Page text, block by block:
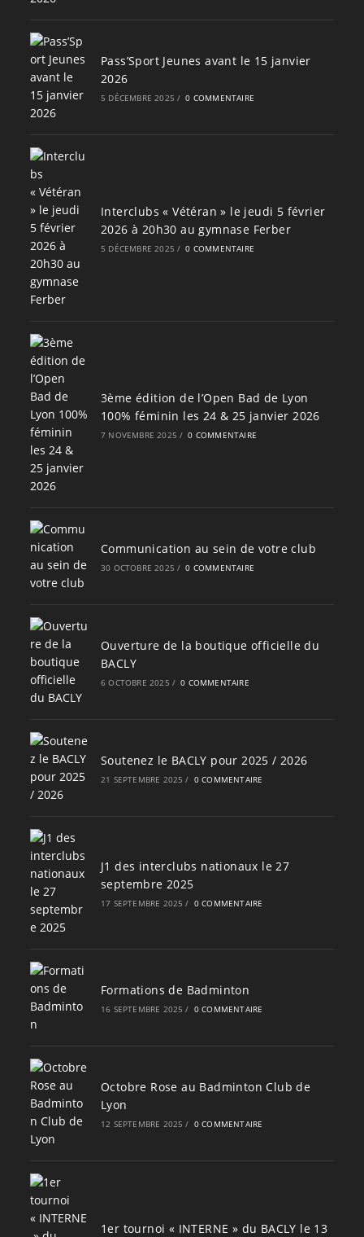
Pass’Sport Jeunes avant le 15 janvier
2026
5 DÉCEMBRE 2025 / 0 COMMENTAIRE
Interclubs « Vétéran » le jeudi 5 février
2026 à 20h30 au gymnase Ferber
5 DÉCEMBRE 2025 / 0 COMMENTAIRE
3ème édition de l’Open Bad de Lyon
100% féminin les 24 & 25 janvier 2026
7 NOVEMBRE 2025 / 0 COMMENTAIRE
Communication au sein de votre club
30 OCTOBRE 2025 / 0 COMMENTAIRE
Ouverture de la boutique officielle du
BACLY
6 OCTOBRE 2025 / 0 COMMENTAIRE
Soutenez le BACLY pour 2025 / 2026
21 SEPTEMBRE 2025 / 0 COMMENTAIRE
J1 des interclubs nationaux le 27
septembre 2025
17 SEPTEMBRE 2025 / 0 COMMENTAIRE
Formations de Badminton
16 SEPTEMBRE 2025 / 0 COMMENTAIRE
Octobre Rose au Badminton Club de
Lyon
12 SEPTEMBRE 2025 / 0 COMMENTAIRE
1er tournoi « INTERNE » du BACLY le 13